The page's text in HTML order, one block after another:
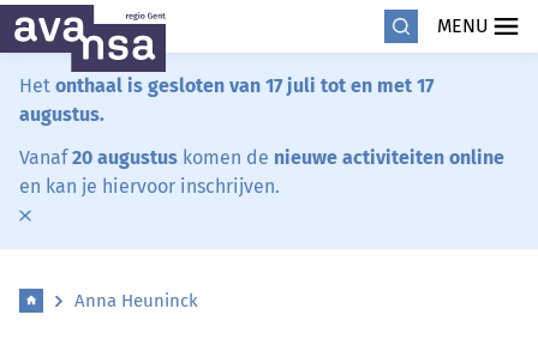
MENU
Het onthaal is gesloten van 17 juli tot en met 17
augustus.
Vanaf20 augustus komen de nieuwe activiteiten online
en kan je hiervoor inschrijven.
Anna Heuninck